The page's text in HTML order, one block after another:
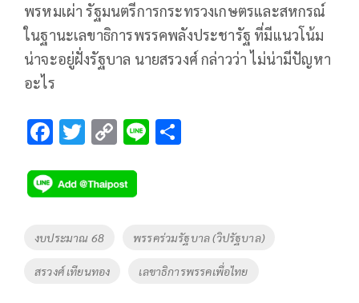
พรหมเผ่า รัฐมนตรีการกระทรวงเกษตรและสหกรณ์
ในฐานะเลขาธิการพรรคพลังประชารัฐ ที่มีแนวโน้ม
น่าจะอยู่ฝั่งรัฐบาล นายสรวงศ์ กล่าวว่า ไม่น่ามีปัญหา
อะไร
F
e
b
o
o
k
T
tt
er
C
p
y
Li
Li
Tags
งบประมาณ 68 พรรคร่วมรัฐบาล (วิปรัฐบาล)
สรวงศ์ เทียนทอง เลขาธิการพรรคเพื่อไทย